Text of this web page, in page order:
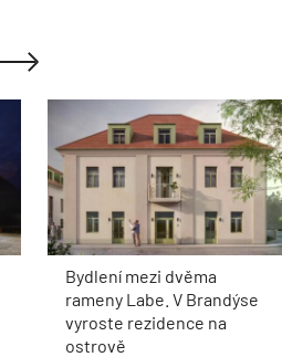
Bydlení mezi dvěma
rameny Labe. V Brandýse
vyroste rezidence na
ostrově